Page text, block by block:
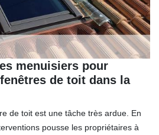
menuisiers pour
de toit dans la
de toit est une tâche très ardue. En
pousse les propriétaires à